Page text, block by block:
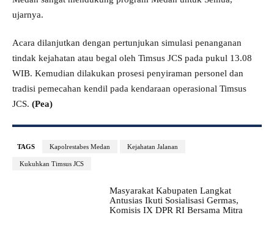
ujarnya.
Acara dilanjutkan dengan pertunjukan simulasi penanganan
tindak kejahatan atau begal oleh Timsus JCS pada pukul 13.08
WIB. Kemudian dilakukan prosesi penyiraman personel dan
tradisi pemecahan kendil pada kendaraan operasional Timsus
JCS. (Pea)
TAGS Kapolrestabes Medan Kejahatan Jalanan
Kukuhkan Timsus JCS
Masyarakat Kabupaten Langkat
Antusias Ikuti Sosialisasi Germas,
Komisis IX DPR RI Bersama Mitra